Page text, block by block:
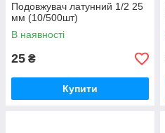
Подовжувач латунний 1/2 25
мм (10/500шт)
В наявності
25 ₴
Купити